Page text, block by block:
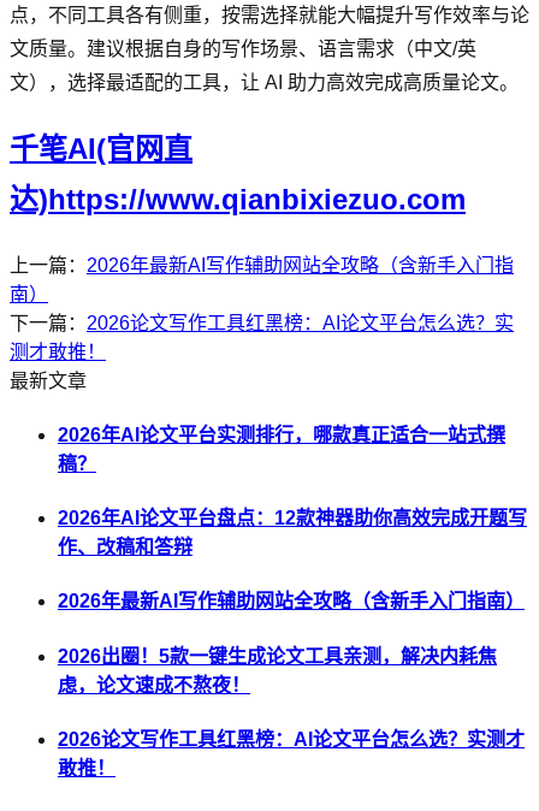
点，不同工具各有侧重，按需选择就能大幅提升写作效率与论
文质量。建议根据自身的写作场景、语言需求（中文/英
文），选择最适配的工具，让 AI 助力高效完成高质量论文。
千笔AI(官网直
达)https://www.qianbixiezuo.com
上一篇： 2026年最新AI写作辅助网站全攻略（含新手入门指
南）
下一篇： 2026论文写作工具红黑榜：AI论文平台怎么选？实
测才敢推！
最新文章
2026年AI论文平台实测排行，哪款真正适合一站式撰
稿？
2026年AI论文平台盘点：12款神器助你高效完成开题写
作、改稿和答辩
2026年最新AI写作辅助网站全攻略（含新手入门指南）
2026出圈！5款一键生成论文工具亲测，解决内耗焦
虑，论文速成不熬夜！
2026论文写作工具红黑榜：AI论文平台怎么选？实测才
敢推！